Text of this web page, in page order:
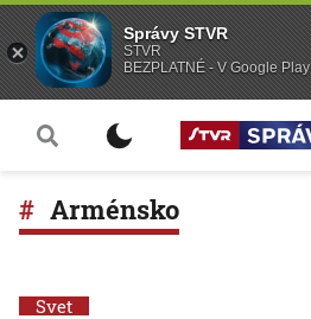
Arménsko
Svet
Správy STVR
STVR
BEZPLATNÉ - V Google Play